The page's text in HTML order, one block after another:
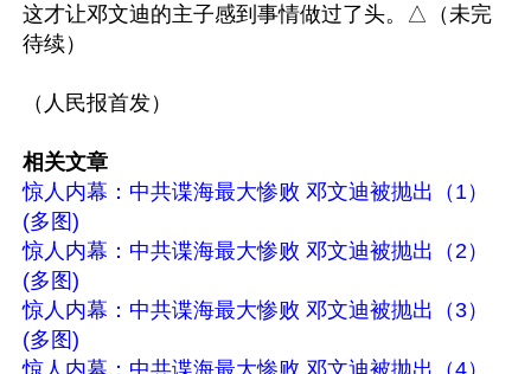
这才让邓文迪的主子感到事情做过了头。△（未完
待续）
（人民报首发）
相关文章
惊人内幕：中共谍海最大惨败 邓文迪被抛出（1）
(多图)
惊人内幕：中共谍海最大惨败 邓文迪被抛出（2）
(多图)
惊人内幕：中共谍海最大惨败 邓文迪被抛出（3）
(多图)
惊人内幕：中共谍海最大惨败 邓文迪被抛出（4）